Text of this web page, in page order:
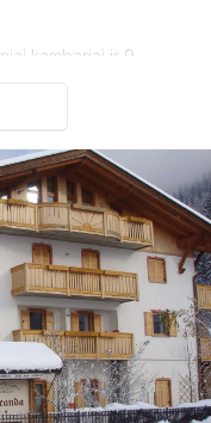
kambariai ir 9